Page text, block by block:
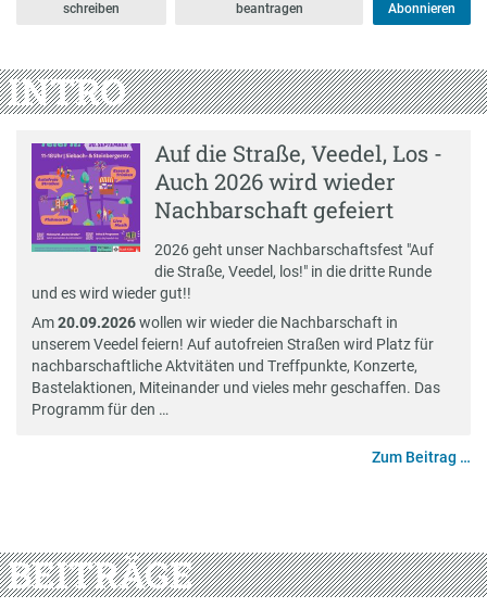
schreiben
beantragen
Abonnieren
INTRO
Auf die Straße, Veedel, Los -
Auch 2026 wird wieder
Nachbarschaft gefeiert
2026 geht unser Nachbarschaftsfest "Auf
die Straße, Veedel, los!" in die dritte Runde
und es wird wieder gut!!
Am20.09.2026wollen wir wieder die Nachbarschaft in
unserem Veedel feiern! Auf autofreien Straßen wird Platz für
nachbarschaftliche Aktvitäten und Treffpunkte, Konzerte,
Bastelaktionen, Miteinander und vieles mehr geschaffen. Das
Programm für den …
Zum Beitrag …
BEITRÄGE